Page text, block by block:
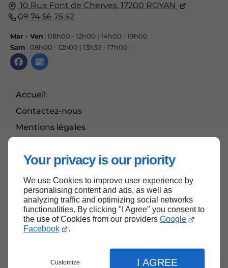
Your privacy is our priority
We use Cookies to improve user experience by
personalising content and ads, as well as
analyzing traffic and optimizing social networks
functionalities. By clicking "I Agree" you consent to
the use of Cookies from our providers Google
Facebook
.
Customize I AGREE
10 Rue Font de Cherves, 17200 ROYAN
09 74 56 75 52
Mar - Ven : 08h00 - 12h00 | 14h00 - 19h00
Sam : 08h00 - 12h00 | 13h30 - 17h00
Accueil
Contactez-nous
Mentions légales
Haut de page